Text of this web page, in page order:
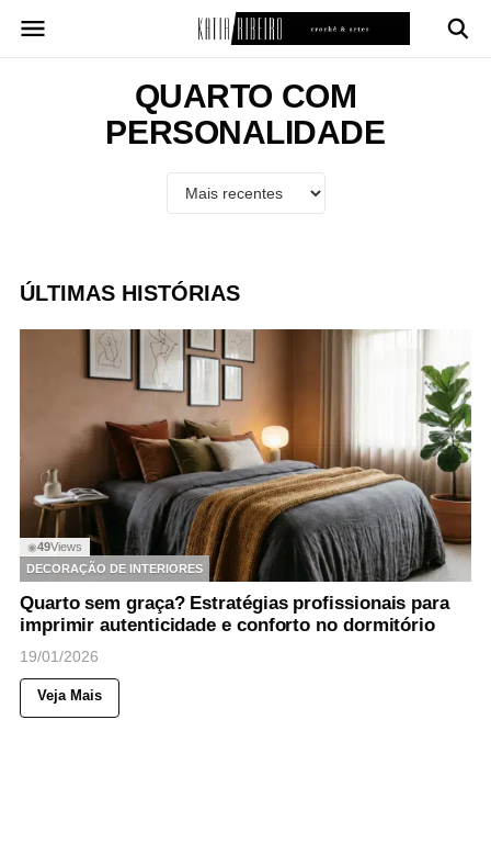
para
QUARTO COM
PERSONALIDADE
ÚLTIMAS HISTÓRIAS
◉49Views
DECORAÇÃO DE INTERIORES
Quarto sem graça? Estratégias profissionais para
imprimir autenticidade e conforto no dormitório
19/01/2026
Veja Mais